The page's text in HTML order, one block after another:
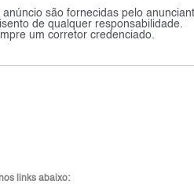
anúncio são fornecidas pelo
de qualquer responsabilidade.
um corretor credenciado.
links abaixo: